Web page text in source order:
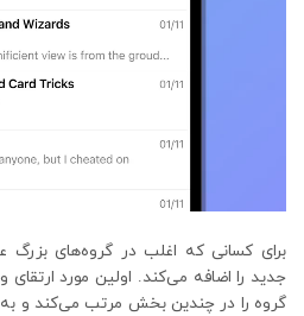
برای کسانی که اغلب در گروه‌های بزرگ
جدید را اضافه می‌کند. اولین مورد
گروه را در چندین بخش مرتب می‌کند و